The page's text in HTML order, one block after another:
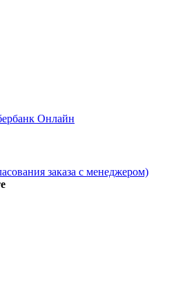
Онлайн
заказа с менеджером)